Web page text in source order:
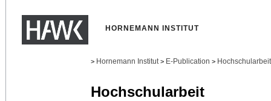
HORNEMANN INSTITUT
> Hornemann Institut > E-Publication >
Hochschularbeit